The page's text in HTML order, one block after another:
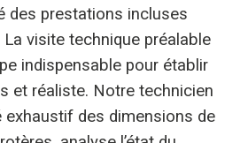
des prestations incluses
visite technique préalable
indispensable pour établir
et réaliste. Notre technicien
exhaustif des dimensions de